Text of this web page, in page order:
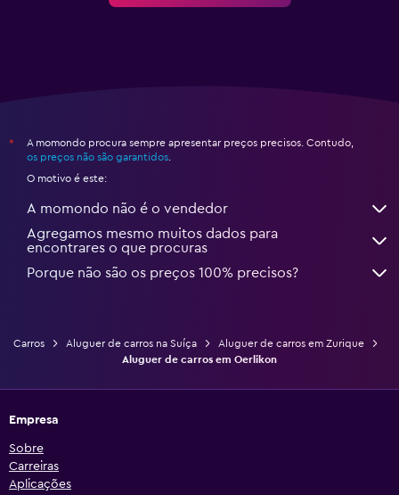
*
A momondo procura sempre apresentar preços precisos. Contudo,
os preços não são garantidos.
O motivo é este:
A momondo não é o vendedor
Agregamos mesmo muitos dados para
encontrares o que procuras
Porque não são os preços 100% precisos?
Carros Aluguer de carros na Suíça
Aluguer de carros em Zurique
Aluguer de carros em Oerlikon
Empresa
Sobre
Carreiras
Aplicações